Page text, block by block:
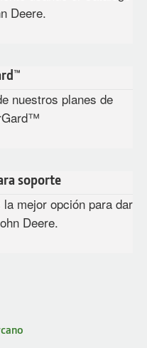
Deere.
nuestros planes de
soporte
mejor opción para dar
Deere.